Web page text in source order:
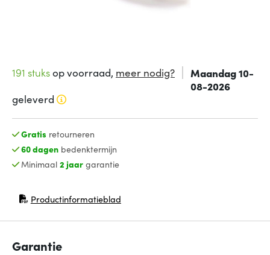
191 stuksop voorraad, meer nodig?
Maandag 10-
08-2026
geleverd
Gratis retourneren
60 dagenbedenktermijn
Minimaal 2 jaargarantie
Productinformatieblad
(opent in nieuw venster)
Garantie